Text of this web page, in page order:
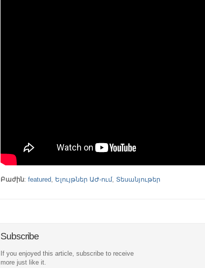
Բաժին: featured, Ելույթներ ԱԺ-ում, Տեսանյութեր
Subscribe
If you enjoyed this article, subscribe to receive
more just like it.